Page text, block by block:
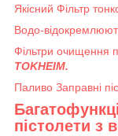
Якісний Фільтр
Водо-
Фільтри очищення
TOKHEIM.
Паливо Заправні
пістолети з